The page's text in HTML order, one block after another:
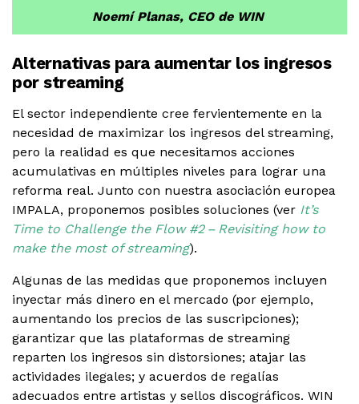
Noemí Planas, CEO de WIN
Alternativas para aumentar los ingresos
por streaming
El sector independiente cree fervientemente en la
necesidad de maximizar los ingresos del streaming,
pero la realidad es que necesitamos acciones
acumulativas en múltiples niveles para lograr una
reforma real. Junto con nuestra asociación europea
IMPALA, proponemos posibles soluciones (ver It’s
Time to Challenge the Flow #2 – Revisiting how to
make the most of streaming).
Algunas de las medidas que proponemos incluyen
inyectar más dinero en el mercado (por ejemplo,
aumentando los precios de las suscripciones);
garantizar que las plataformas de streaming
reparten los ingresos sin distorsiones; atajar las
actividades ilegales; y acuerdos de regalías
adecuados entre artistas y sellos discográficos. WIN